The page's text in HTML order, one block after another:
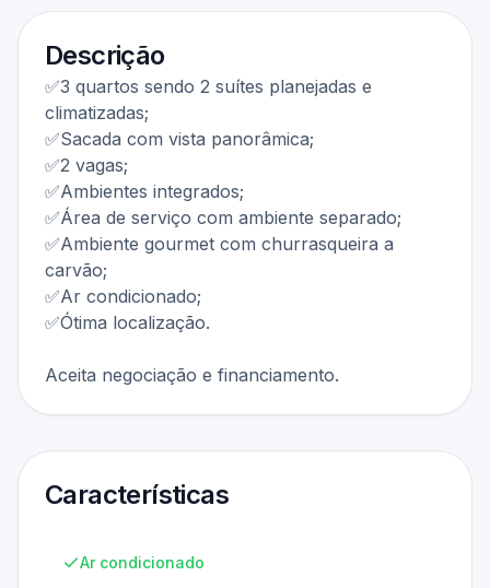
Descrição
✅3 quartos sendo 2 suítes planejadas e
climatizadas;
✅Sacada com vista panorâmica;
✅2 vagas;
✅Ambientes integrados;
✅Área de serviço com ambiente separado;
✅Ambiente gourmet com churrasqueira a
carvão;
✅Ar condicionado;
✅Ótima localização.
Aceita negociação e financiamento.
Características
Ar condicionado